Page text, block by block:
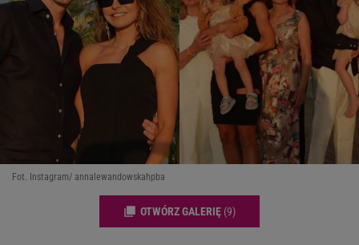
Fot. Instagram/ annalewandowskahpba
OTWÓRZ GALERIĘ (9)